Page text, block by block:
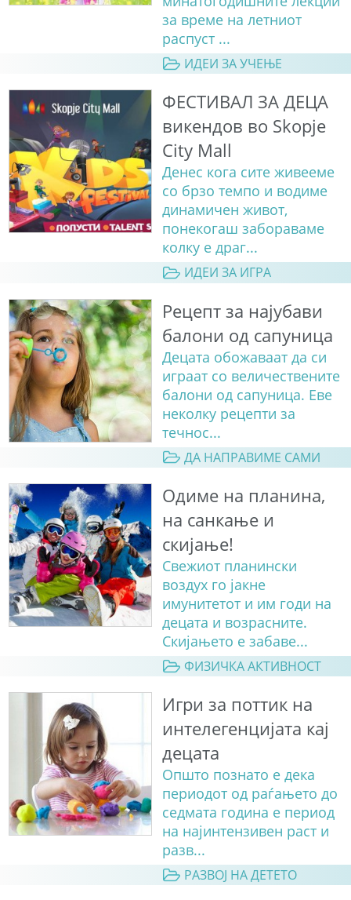
за време на летниот
распуст ...
ИДЕИ ЗА УЧЕЊЕ
ФЕСТИВАЛ ЗА ДЕЦА
викендов во Skopje
City Mall
Денес кога сите живееме
со брзо темпо и водиме
динамичен живот,
понекогаш забораваме
колку е драг...
ИДЕИ ЗА ИГРА
Рецепт за најубави
балони од сапуница
Децата обожаваат да си
играат со величествените
балони од сапуница. Еве
неколку рецепти за
течнос...
ДА НАПРАВИМЕ САМИ
Одиме на планина,
на санкање и
скијање!
Свежиот планински
воздух го јакне
имунитетот и им годи на
децата и возрасните.
Скијањето е забаве...
ФИЗИЧКА АКТИВНОСТ
Игри за поттик на
интелегенцијата кај
децата
Општо познато е дека
периодот од раѓањето до
седмата година е период
на најинтензивен раст и
разв...
РАЗВОЈ НА ДЕТЕТО